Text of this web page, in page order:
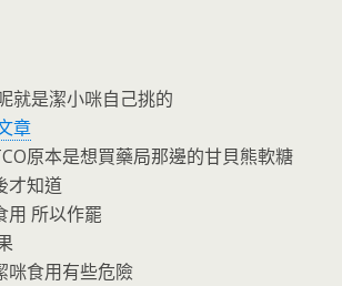
就是潔小咪自己挑的
章
原本是想買藥局那邊的甘貝熊軟糖
才知道
用 所以作罷
咪食用有些危險